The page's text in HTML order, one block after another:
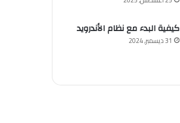
كيفية البدء مع نظام الأندرويد
31 ديسمبر, 2024